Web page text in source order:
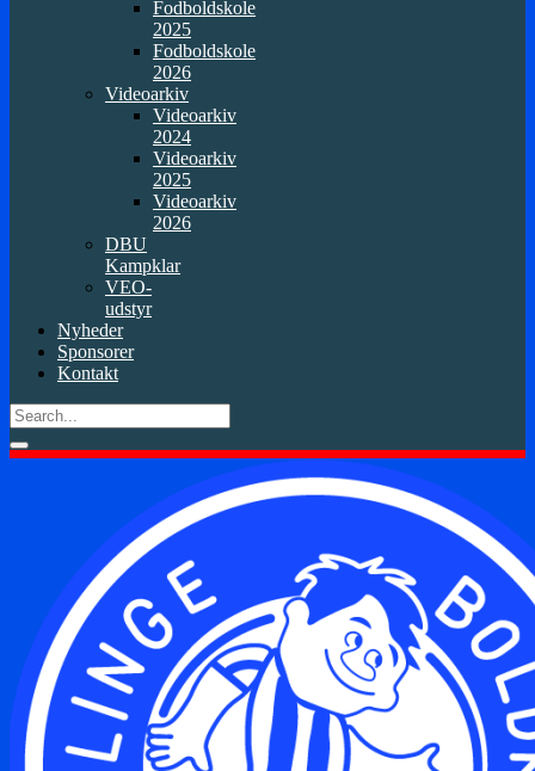
Fodboldskole
2025
Fodboldskole
2026
Videoarkiv
Videoarkiv
2024
Videoarkiv
2025
Videoarkiv
2026
DBU
Kampklar
VEO-
udstyr
Nyheder
Sponsorer
Kontakt